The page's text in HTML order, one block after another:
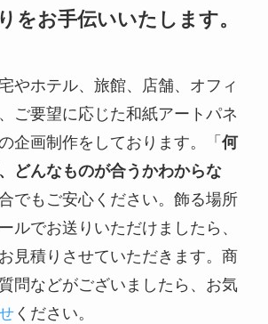
をお手伝いいたします。
やホテル、旅館、店舗、オフィ
ご要望に応じた和紙アートパネ
企画制作をしております。「 何
どんなものが合うかわからな
でもご安心ください。飾る場所
ルでお送りいただけましたら、
見積りさせていただきます。商
問などがございましたら、お気
ください。